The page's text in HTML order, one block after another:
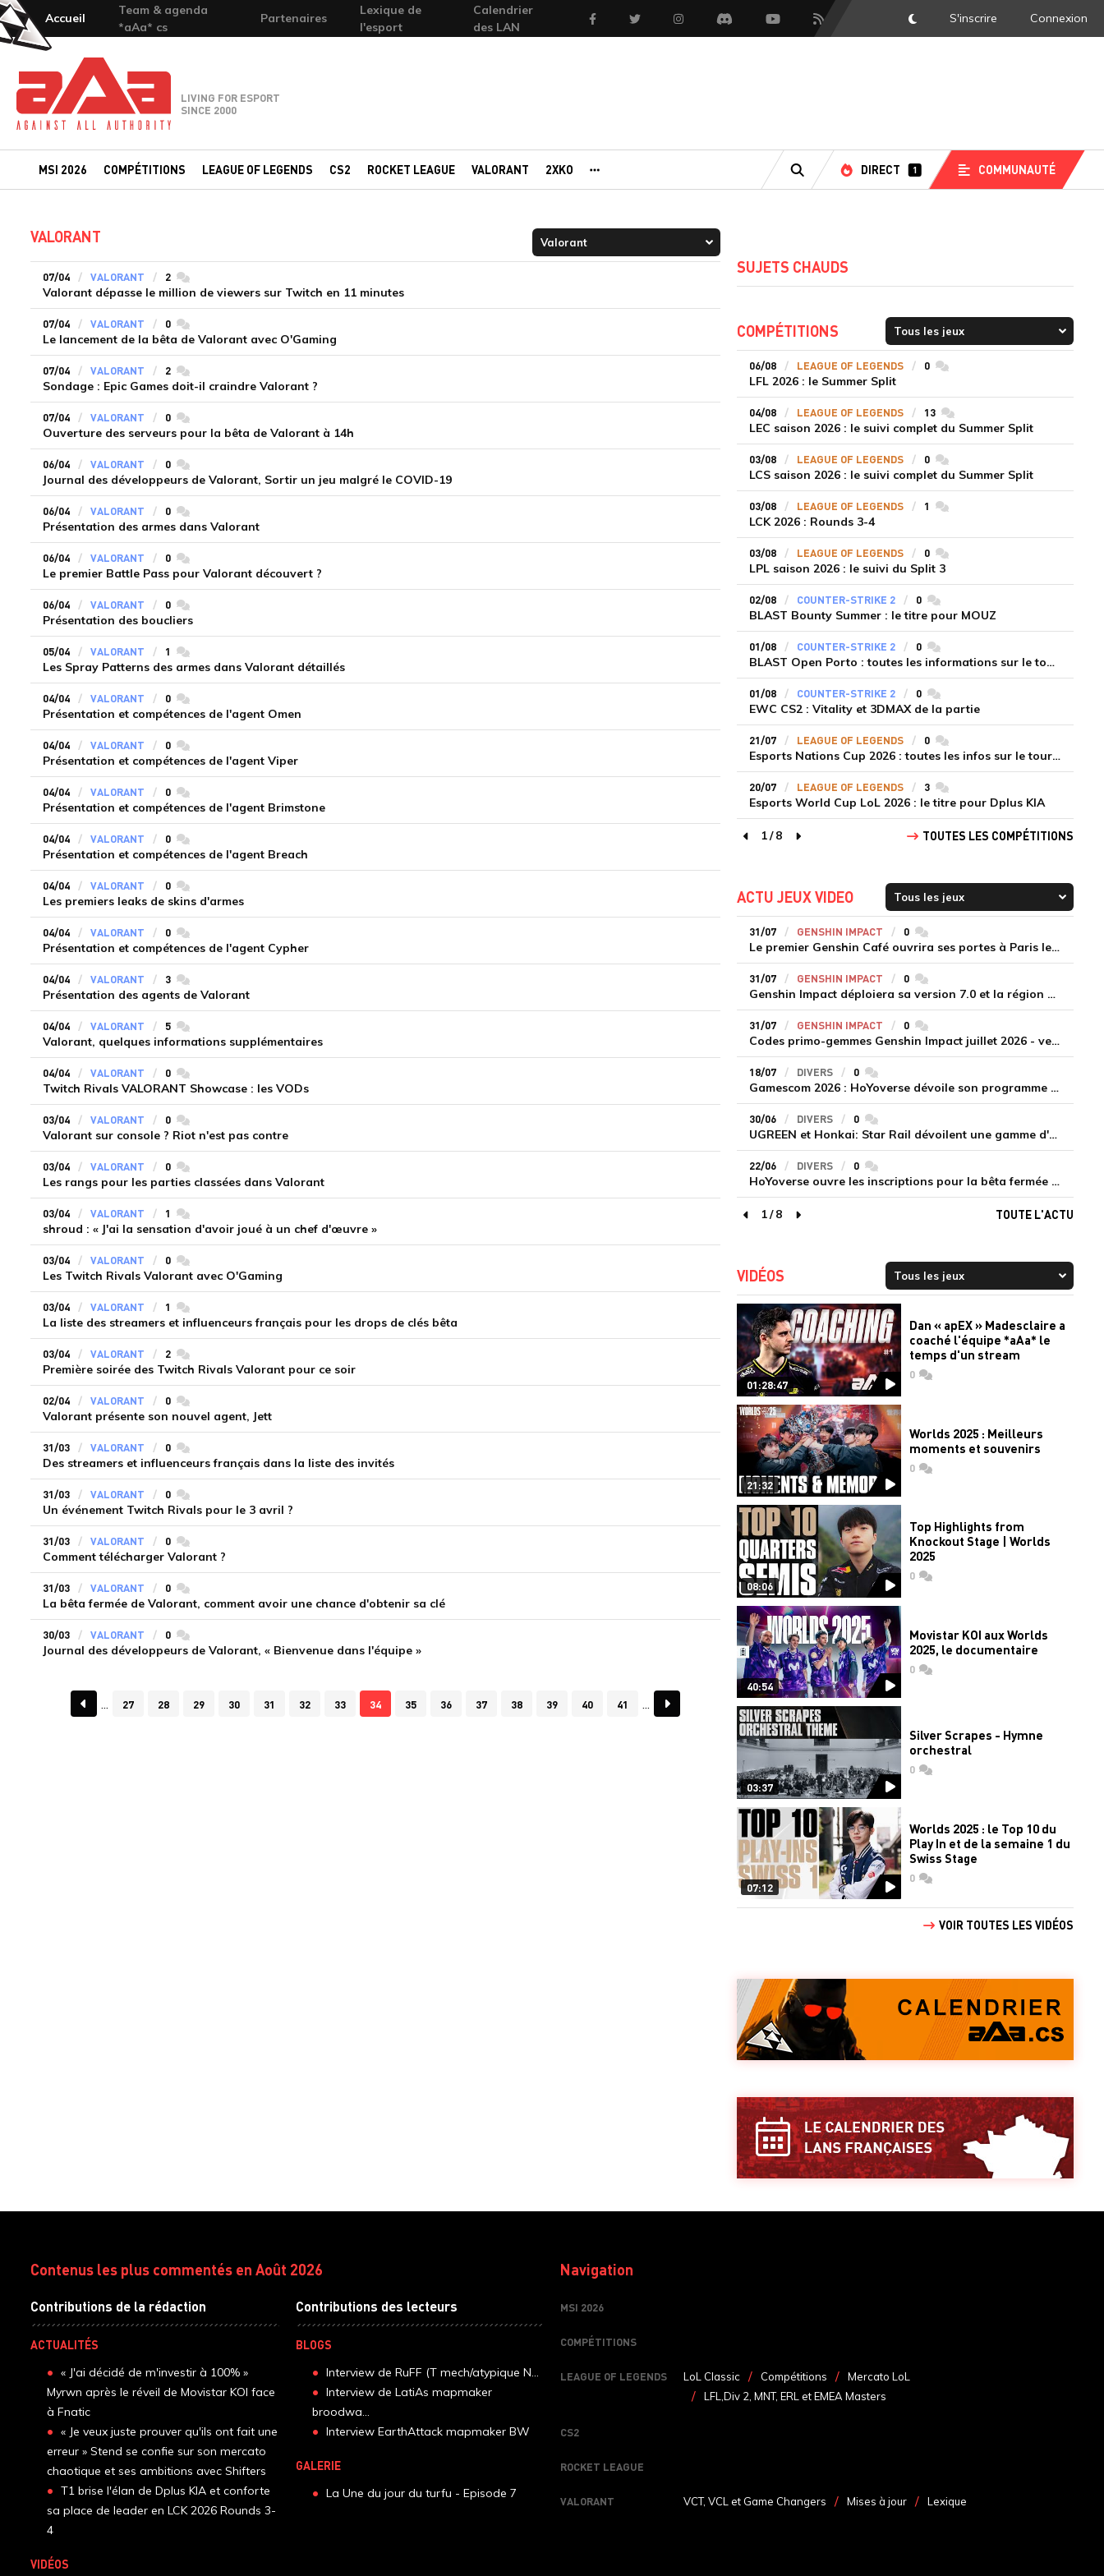
Accueil
Team & agenda
*aAa* cs
Partenaires
Lexique de
l'esport
Calendrier
des LAN
FacebookTwitter InstagramDiscord YoutubeFlux RSS DarkMode
S'inscrire Connexion
Team-aAa - against All authority
LIVING FOR ESPORT
SINCE 2000
MSI 2026 COMPÉTITIONS LEAGUE OF LEGENDS CS2 ROCKET LEAGUE VALORANT 2XKO
RECHERCHE
DIRECT 1 COMMUNAUTÉ
VALORANT
07/04 VALORANT 2 commentaires
Valorant dépasse le million de viewers sur Twitch en 11 minutes
07/04 VALORANT 0 commentaires
Le lancement de la bêta de Valorant avec O'Gaming
07/04 VALORANT 2 commentaires
Sondage : Epic Games doit-il craindre Valorant ?
07/04 VALORANT 0 commentaires
Ouverture des serveurs pour la bêta de Valorant à 14h
06/04 VALORANT 0 commentaires
Journal des développeurs de Valorant, Sortir un jeu malgré le COVID-19
06/04 VALORANT 0 commentaires
Présentation des armes dans Valorant
06/04 VALORANT 0 commentaires
Le premier Battle Pass pour Valorant découvert ?
06/04 VALORANT 0 commentaires
Présentation des boucliers
05/04 VALORANT 1 commentaires
Les Spray Patterns des armes dans Valorant détaillés
04/04 VALORANT 0 commentaires
Présentation et compétences de l'agent Omen
04/04 VALORANT 0 commentaires
Présentation et compétences de l'agent Viper
04/04 VALORANT 0 commentaires
Présentation et compétences de l'agent Brimstone
04/04 VALORANT 0 commentaires
Présentation et compétences de l'agent Breach
04/04 VALORANT 0 commentaires
Les premiers leaks de skins d'armes
04/04 VALORANT 0 commentaires
Présentation et compétences de l'agent Cypher
04/04 VALORANT 3 commentaires
Présentation des agents de Valorant
04/04 VALORANT 5 commentaires
Valorant, quelques informations supplémentaires
04/04 VALORANT 0 commentaires
Twitch Rivals VALORANT Showcase : les VODs
03/04 VALORANT 0 commentaires
Valorant sur console ? Riot n'est pas contre
03/04 VALORANT 0 commentaires
Les rangs pour les parties classées dans Valorant
03/04 VALORANT 1 commentaires
shroud : « J'ai la sensation d'avoir joué à un chef d'œuvre »
03/04 VALORANT 0 commentaires
Les Twitch Rivals Valorant avec O'Gaming
03/04 VALORANT 1 commentaires
La liste des streamers et influenceurs français pour les drops de clés bêta
03/04 VALORANT 2 commentaires
Première soirée des Twitch Rivals Valorant pour ce soir
02/04 VALORANT 0 commentaires
Valorant présente son nouvel agent, Jett
31/03 VALORANT 0 commentaires
Des streamers et influenceurs français dans la liste des invités
31/03 VALORANT 0 commentaires
Un événement Twitch Rivals pour le 3 avril ?
31/03 VALORANT 0 commentaires
Comment télécharger Valorant ?
31/03 VALORANT 0 commentaires
La bêta fermée de Valorant, comment avoir une chance d'obtenir sa clé
30/03 VALORANT 0 commentaires
Journal des développeurs de Valorant, « Bienvenue dans l'équipe »
27 28 29 30 31 32 33 34 35 36 37 38 39 40 41
SUJETS CHAUDS
COMPÉTITIONS
06/08 LEAGUE OF LEGENDS 0commentaires
LFL 2026 : le Summer Split
04/08 LEAGUE OF LEGENDS 13commentaires
LEC saison 2026 : le suivi complet du Summer Split
03/08 LEAGUE OF LEGENDS 0commentaires
LCS saison 2026 : le suivi complet du Summer Split
03/08 LEAGUE OF LEGENDS 1 commentaires
LCK 2026 : Rounds 3-4
03/08 LEAGUE OF LEGENDS 0commentaires
LPL saison 2026 : le suivi du Split 3
02/08 COUNTER-STRIKE 2 0commentaires
BLAST Bounty Summer : le titre pour MOUZ
01/08 COUNTER-STRIKE 2 0commentaires
BLAST Open Porto : toutes les informations sur le tournoi
01/08 COUNTER-STRIKE 2 0commentaires
EWC CS2 : Vitality et 3DMAX de la partie
21/07 LEAGUE OF LEGENDS 0commentaires
Esports Nations Cup 2026 : toutes les infos sur le tournoi
20/07 LEAGUE OF LEGENDS 3commentaires
Esports World Cup LoL 2026 : le titre pour Dplus KIA
page précédente
1/8
page suivante
TOUTES LES COMPÉTITIONS
ACTU JEUX VIDEO
31/07 GENSHIN IMPACT 0commentaires
Le premier Genshin Café ouvrira ses portes à Paris le 14 août
31/07 GENSHIN IMPACT 0commentaires
Genshin Impact déploiera sa version 7.0 et la région de Snezhnaya le 12 août
31/07 GENSHIN IMPACT 0commentaires
Codes primo-gemmes Genshin Impact juillet 2026 - version 7.0
18/07 DIVERS 0commentaires
Gamescom 2026 : HoYoverse dévoile son programme et présente deux nouveaux jeux inédits
30/06 DIVERS 0commentaires
UGREEN et Honkai: Star Rail dévoilent une gamme d'accessoires de recharge en édition limitée
22/06 DIVERS 0commentaires
HoYoverse ouvre les inscriptions pour la bêta fermée de Honkai : Nexus Anima
page précédente
1/8
page suivante
TOUTE L'ACTU
VIDÉOS
01:28:47
Dan « apEX » Madesclaire a
coaché l'équipe *aAa* le
temps d'un stream
0commentaires
21:32
Worlds 2025 : Meilleurs
moments et souvenirs
0commentaires
08:06
Top Highlights from
Knockout Stage | Worlds
2025
0commentaires
40:54
Movistar KOI aux Worlds
2025, le documentaire
0commentaires
03:37
Silver Scrapes - Hymne
orchestral
0commentaires
07:12
Worlds 2025 : le Top 10 du
Play In et de la semaine 1 du
Swiss Stage
0commentaires
VOIR TOUTES LES VIDÉOS
Contenus les plus commentés en Août 2026
Contributions de la rédaction
ACTUALITÉS
« J'ai décidé de m'investir à 100% »
Myrwn après le réveil de Movistar KOI face
à Fnatic
« Je veux juste prouver qu'ils ont fait une
erreur » Stend se confie sur son mercato
chaotique et ses ambitions avec Shifters
T1 brise l'élan de Dplus KIA et conforte
sa place de leader en LCK 2026 Rounds 3-
4
VIDÉOS
Contributions des lecteurs
BLOGS
Interview de RuFF (T mech/atypique N...
Interview de LatiAs mapmaker
broodwa...
Interview EarthAttack mapmaker BW
GALERIE
La Une du jour du turfu - Episode 7
Navigation
MSI 2026
COMPÉTITIONS
LEAGUE OF LEGENDS LoL Classic Compétitions
Mercato LoL
LFL,Div 2, MNT, ERL et EMEA Masters
CS2
ROCKET LEAGUE
VALORANT VCT, VCL et Game Changers Mises à jour Lexique